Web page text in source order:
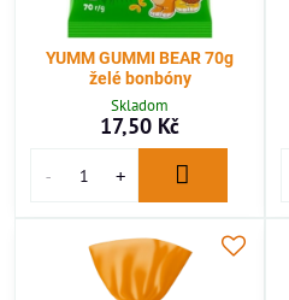
YUMM GUMMI BEAR 70g
želé bonbóny
Skladom
17,50 Kč